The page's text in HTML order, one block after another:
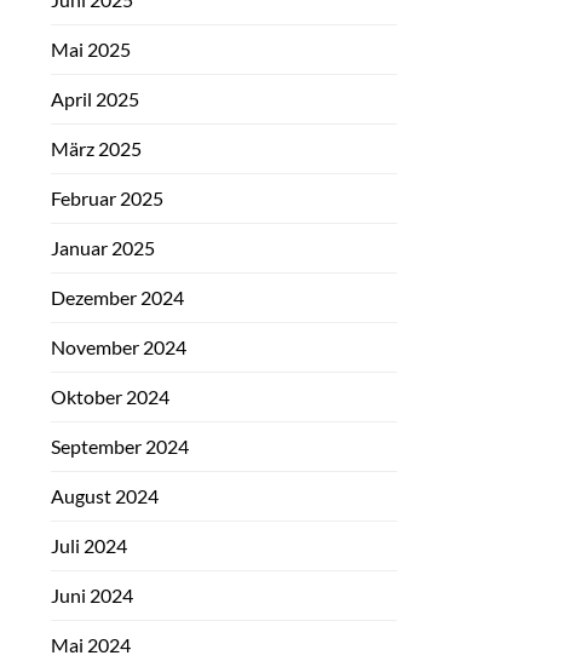
Mai 2025
April 2025
März 2025
Februar 2025
Januar 2025
Dezember 2024
November 2024
Oktober 2024
September 2024
August 2024
Juli 2024
Juni 2024
Mai 2024